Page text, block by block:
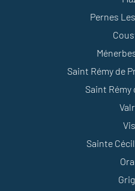
Pernes
Saint Rémy de
Saint Rémy
Sainte